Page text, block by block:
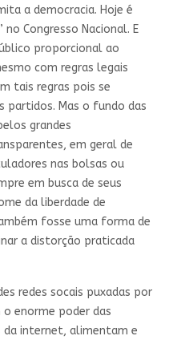
a democracia. Hoje é
Congresso Nacional. E
proporcional ao
com regras legais
tais regras pois se
partidos. Mas o fundo das
grandes
em geral de
nas bolsas ou
em busca de seus
da liberdade de
fosse uma forma de
a distorção praticada
redes socais puxadas por
enorme poder das
da internet, alimentam e